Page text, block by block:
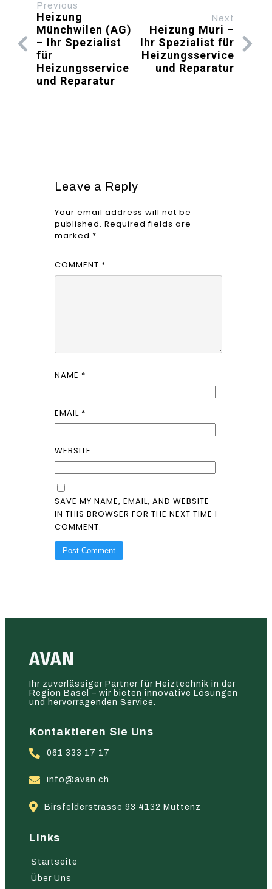
Previous
Heizung
Münchwilen (AG)
– Ihr Spezialist
für
Heizungsservice
und Reparatur
Next
Heizung Muri –
Ihr Spezialist für
Heizungsservice
und Reparatur
Leave a Reply
Your email address will not be
published. Required fields are
marked *
COMMENT *
NAME *
EMAIL *
WEBSITE
SAVE MY NAME, EMAIL, AND WEBSITE
IN THIS BROWSER FOR THE NEXT TIME I
COMMENT.
AVAN
Ihr zuverlässiger Partner für Heiztechnik in der
Region Basel – wir bieten innovative Lösungen
und hervorragenden Service.
Kontaktieren Sie Uns
061 333 17 17
info@avan.ch
Birsfelderstrasse 93 4132 Muttenz
Links
Startseite
Über Uns